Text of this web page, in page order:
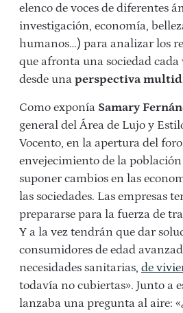
elenco de voces de diferentes
investigación, economía,
humanos…) para analizar los
que afronta una sociedad cada
desde una perspectiva
Como exponía Samary
general del Área de Lujo y
Vocento, en la apertura del
envejecimiento de la
suponer cambios en las
las sociedades. Las empresas
prepararse para la fuerza de
Y a la vez tendrán que dar
consumidores de edad
necesidades sanitarias, de
todavía no cubiertas». Junto a
lanzaba una pregunta al aire: